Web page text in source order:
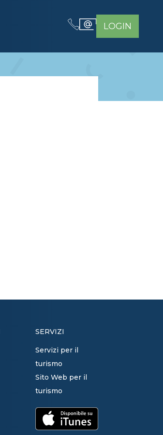
LOGIN
SERVIZI
Servizi per il
turismo
Sito Web per il
turismo